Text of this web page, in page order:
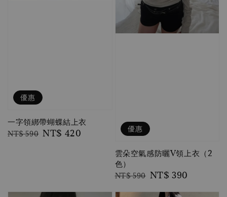
優惠
一字領綁帶蝴蝶結上衣
Regular
NT$ 590 Sale
NT$ 420 優惠
雲朵空氣感防曬V領上衣（2
色）
Regular
NT$ 590 Sale
NT$ 390